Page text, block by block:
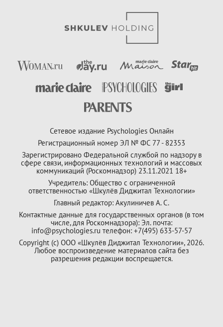
Сетевое издание Psychologies Онлайн
Регистрационный номер ЭЛ № ФС 77 - 82353
Зарегистрировано Федеральной службой по надзору в
сфере связи, информационных технологий и массовых
коммуникаций (Роскомнадзор) 23.11.2021 18+
Учредитель: Общество с ограниченной
ответственностью «Шкулёв Диджитал Технологии»
Главный редактор: Акулиничев А. С.
Контактные данные для государственных органов (в том
числе, для Роскомнадзора): Эл. почта:
info@psychologies.ru телефон: +7(495) 633-57-57
Copyright (с) ООО «Шкулёв Диджитал Технологии», 2026.
Любое воспроизведение материалов сайта без
разрешения редакции воспрещается.